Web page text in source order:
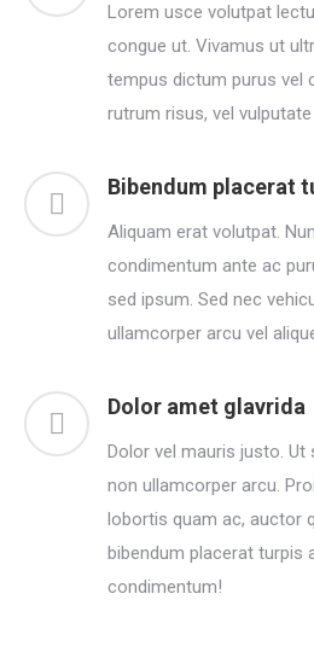
Lorem usce volutpat
congue ut. Vivamus ut
tempus dictum purus vel
rutrum risus, vel
Bibendum placerat
Aliquam erat volutpat.
condimentum ante ac
sed ipsum. Sed nec
ullamcorper arcu vel
Dolor amet glavrida
Dolor vel mauris justo. Ut
non ullamcorper arcu.
lobortis quam ac, auctor
bibendum placerat turpis
condimentum!